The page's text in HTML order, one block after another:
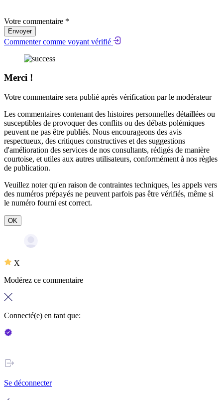
Votre commentaire *
Envoyer
Commenter comme voyant vérifié
Merci !
Votre commentaire sera publié après vérification par le modérateur
Les commentaires contenant des histoires personnelles détaillées ou
susceptibles de provoquer des conflits ou des débats polémiques
peuvent ne pas être publiés. Nous encourageons des avis
respectueux, des critiques constructives et des suggestions
d'amélioration des services de nos consultants, rédigés de manière
courtoise, et utiles aux autres utilisateurs, conformément à nos règles
de publication.
Veuillez noter qu'en raison de contraintes techniques, les appels vers
des numéros prépayés ne peuvent parfois pas être vérifiés, même si
le numéro fourni est correct.
OK
X
Modérez ce commentaire
Connecté(e) en tant que:
Se déconnecter